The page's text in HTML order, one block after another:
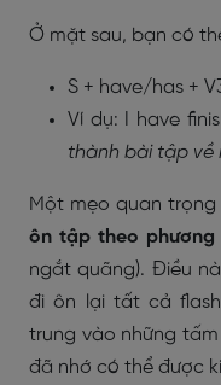
Ở mặt sau, bạn có
S + have/has +
Ví dụ: I have
thành bài tập về
Một mẹo quan trọng
ôn tập theo phương
ngắt quãng). Điều
đi ôn lại tất cả
trung vào những
đã nhớ có thể được